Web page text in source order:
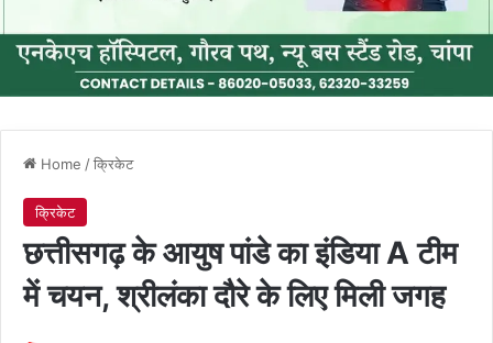
Home /क्रिकेट
क्रिकेट
छत्तीसगढ़ के आयुष पांडे का इंडिया A टीम
में चयन, श्रीलंका दौरे के लिए मिली जगह